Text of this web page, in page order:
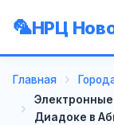
НРЦ
Главная
Диадоке в